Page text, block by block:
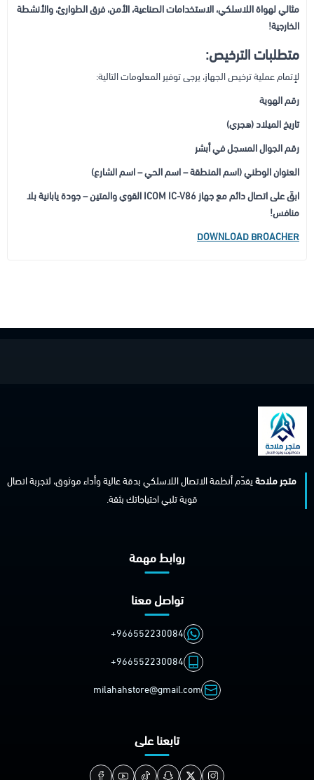
مثالي لهواة اللاسلكي، الاستخدامات الصناعية، الأمن، فرق الطوارئ، والأنشطة
الخارجية!
متطلبات الترخيص:
لإتمام عملية ترخيص الجهاز، يرجى توفير المعلومات التالية:
رقم الهوية
تاريخ الميلاد (هجري)
رقم الجوال المسجل في أبشر
العنوان الوطني (اسم المنطقة – اسم الحي – اسم الشارع)
ابقَ على اتصال دائم مع جهاز ICOM IC-V86 القوي والمتين – جودة يابانية بلا
منافس!
DOWNLOAD BROACHER
متجر ملاحةيقدّم أنظمة الاتصال اللاسلكي بدقة عالية وأداء موثوق، لتجربة اتصال
قوية تلبي احتياجاتك بثقة.
روابط مهمة
تواصل معنا
+966552230084
+966552230084
milahahstore@gmail.com
تابعنا على